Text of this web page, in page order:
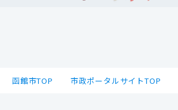
函館市TOP 市政ポータルサイトTOP